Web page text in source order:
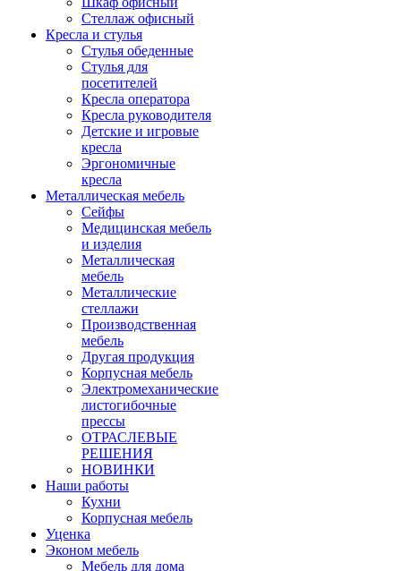
Стеллаж офисный
Кресла и стулья
Стулья обеденные
Стулья для
посетителей
Кресла оператора
Кресла руководителя
Детские и игровые
кресла
Эргономичные
кресла
Металлическая мебель
Сейфы
Медицинская мебель
и изделия
Металлическая
мебель
Металлические
стеллажи
Производственная
мебель
Другая продукция
Корпусная мебель
Электромеханические
листогибочные
прессы
ОТРАСЛЕВЫЕ
РЕШЕНИЯ
НОВИНКИ
Наши работы
Кухни
Корпусная мебель
Уценка
Эконом мебель
Мебель для дома